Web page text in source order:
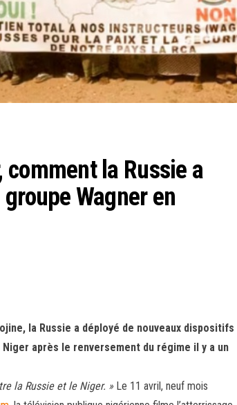
comment la Russie a
Wagner en
la Russie a déployé de nouveaux dispositifs
après le renversement du régime il y a un
la Russie et le Niger. » Le 11 avril, neuf mois